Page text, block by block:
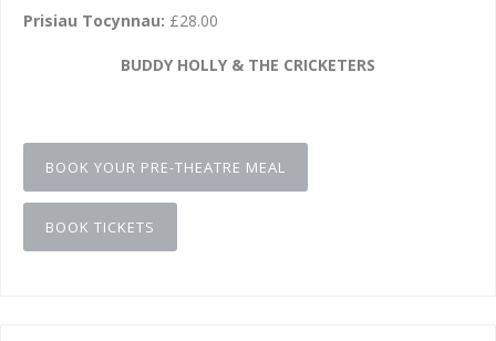
Prisiau Tocynnau: £28.00
BUDDY HOLLY & THE CRICKETERS
BOOK YOUR PRE-THEATRE MEAL
BOOK TICKETS